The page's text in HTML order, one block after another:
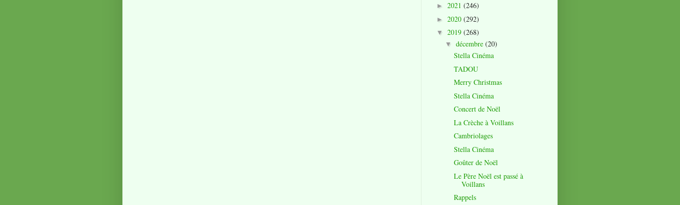
► 2021 (246)
► 2020 (292)
▼ 2019 (268)
▼ décembre (20)
Stella Cinéma
TADOU
Merry Christmas
Stella Cinéma
Concert de Noël
La Crèche à Voillans
Cambriolages
Stella Cinéma
Goûter de Noël
Le Père Noël est passé à
Voillans
Rappels